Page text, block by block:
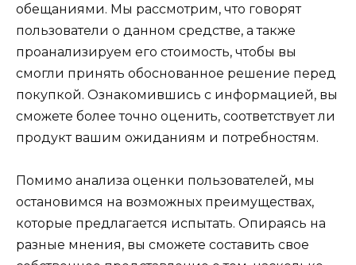
обещаниями. Мы рассмотрим, что говорят
пользователи о данном средстве, а также
проанализируем его стоимость, чтобы вы
смогли принять обоснованное решение перед
покупкой. Ознакомившись с информацией, вы
сможете более точно оценить, соответствует ли
продукт вашим ожиданиям и потребностям.
Помимо анализа оценки пользователей, мы
остановимся на возможных преимуществах,
которые предлагается испытать. Опираясь на
разные мнения, вы сможете составить свое